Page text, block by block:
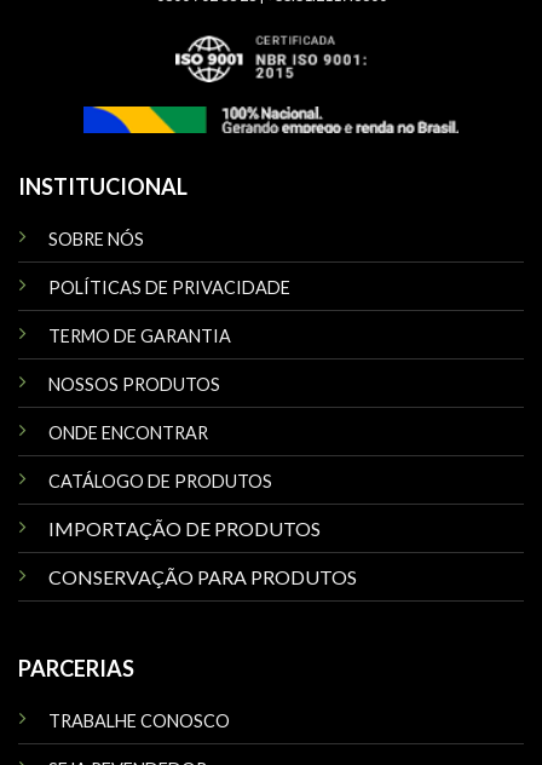
INSTITUCIONAL
SOBRE NÓS
POLÍTICAS DE PRIVACIDADE
TERMO DE GARANTIA
NOSSOS PRODUTOS
ONDE ENCONTRAR
CATÁLOGO DE PRODUTOS
IMPORTAÇÃO DE PRODUTOS
CONSERVAÇÃO PARA PRODUTOS
PARCERIAS
TRABALHE CONOSCO